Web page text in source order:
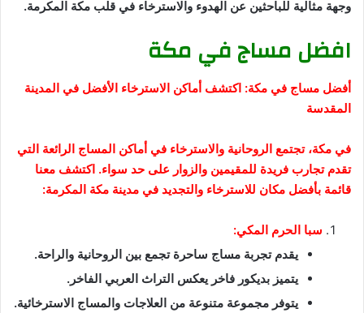
وجهة مثالية للباحثين عن الهدوء والاسترخاء في قلب مكة المكرمة.
افضل مساج في مكة
أفضل مساج في مكة: اكتشف أماكن الاسترخاء الأفضل في المدينة
المقدسة
في مكة، تجتمع الروحانية والاسترخاء في أماكن المساج الرائعة التي
تقدم تجارب فريدة للمقيمين والزوار على حد سواء. اكتشف معنا
قائمة بأفضل مكان للاسترخاء والتجديد في مدينة مكة المكرمة:
سبا الحرم المكي:
يقدم تجربة مساج ساحرة تجمع بين الروحانية والراحة.
يتميز بديكور فاخر يعكس التراث العربي الفاخر.
يتوفر مجموعة متنوعة من العلاجات والمساج الاسترخائية.